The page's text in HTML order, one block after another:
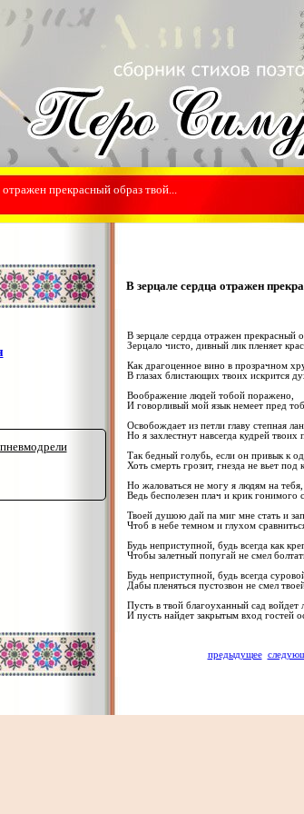
отражен прекрасный образ твой...
В зерцале сердца отражен
В зерцале сердца отражен прекрасный
Зерцало чисто, дивный лик пленяет
Как драгоценное вино в прозрачном
В глазах блистающих твоих искрится
Воображение людей тобой поражено,
И говорливый мой язык немеет пред
Освобождает из петли главу степная
Но я захлестнут навсегда кудрей твоих
Так бедный голубь, если он привык к
Хоть смерть грозит, гнезда не вьет под
Но жаловаться не могу я людям на тебя,
Ведь бесполезен плач и крик гонимого
Твоей душою дай па миг мне стать и
Чтоб в небе темном и глухом
Будь неприступной, будь всегда как
Чтобы залетный попугай не смел
Будь неприступной, будь всегда
Дабы пленяться пустозвон не смел
Пусть в твой благоуханный сад войдет
И пусть найдет закрытым вход гостей
предыдущее